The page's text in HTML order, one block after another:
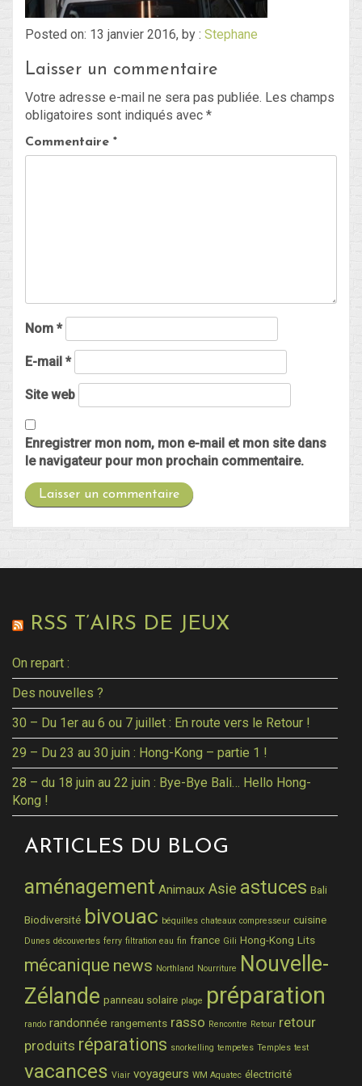
Posted on: 13 janvier 2016, by : Stephane
Laisser un commentaire
Votre adresse e-mail ne sera pas publiée. Les champs
obligatoires sont indiqués avec *
Commentaire *
Nom *
E-mail *
Site web
Enregistrer mon nom, mon e-mail et mon site dans
le navigateur pour mon prochain commentaire.
RSS T’AIRS DE JEUX
On repart :
Des nouvelles ?
30 – Du 1er au 6 ou 7 juillet : En route vers le Retour !
29 – Du 23 au 30 juin : Hong-Kong – partie 1 !
28 – du 18 juin au 22 juin : Bye-Bye Bali… Hello Hong-
Kong !
ARTICLES DU BLOG
aménagement Animaux Asie astuces Bali
Biodiversité bivouac béquilles chateaux compresseur cuisine
Dunes découvertes ferry filtration eau fin france Gili Hong-Kong Lits
mécanique news Northland Nourriture Nouvelle-
Zélande panneau solaire plage préparation
rando randonnée rangements rasso Rencontre Retour retour
produits réparations snorkelling tempetes Temples test
vacances Viair voyageurs WM Aquatec électricité